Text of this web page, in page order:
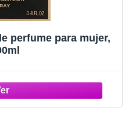
perfume para mujer,